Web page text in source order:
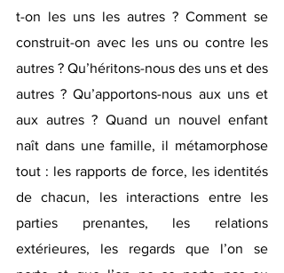
t-on les uns les autres ? Comment se
construit-on avec les uns ou contre les
autres ? Qu’héritons-nous des uns et des
autres ? Qu’apportons-nous aux uns et
aux autres ? Quand un nouvel enfant
naît dans une famille, il métamorphose
tout : les rapports de force, les identités
de chacun, les interactions entre les
parties prenantes, les relations
extérieures, les regards que l’on se